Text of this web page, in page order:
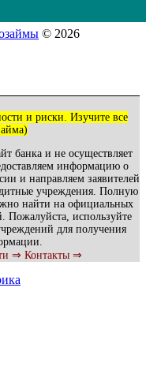
© 2026
и риски. Изучите все
банка и не осуществляет
информацию о
и направляем заявителей
учреждения. Полную
найти на официальных
Пожалуйста, используйте
для получения
⇒ Контакты ⇒